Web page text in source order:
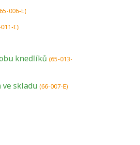
006-E)
E)
knedlíků (65-013-
skladu (66-007-E)
U řady živností je
určitá kvalifikace.